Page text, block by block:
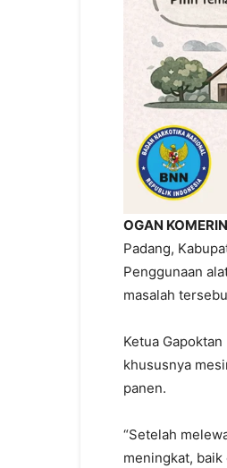
OGAN
Padang,
Penggunaan
masalah
Ketua
khususnya
panen.
“Setelah
meningkat,